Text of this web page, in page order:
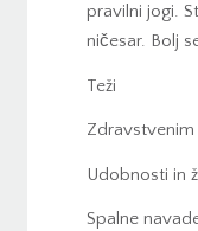
pravilni jogi.
ničesar. Bolj
Teži
Zdravstvenim
Udobnosti in
Spalne